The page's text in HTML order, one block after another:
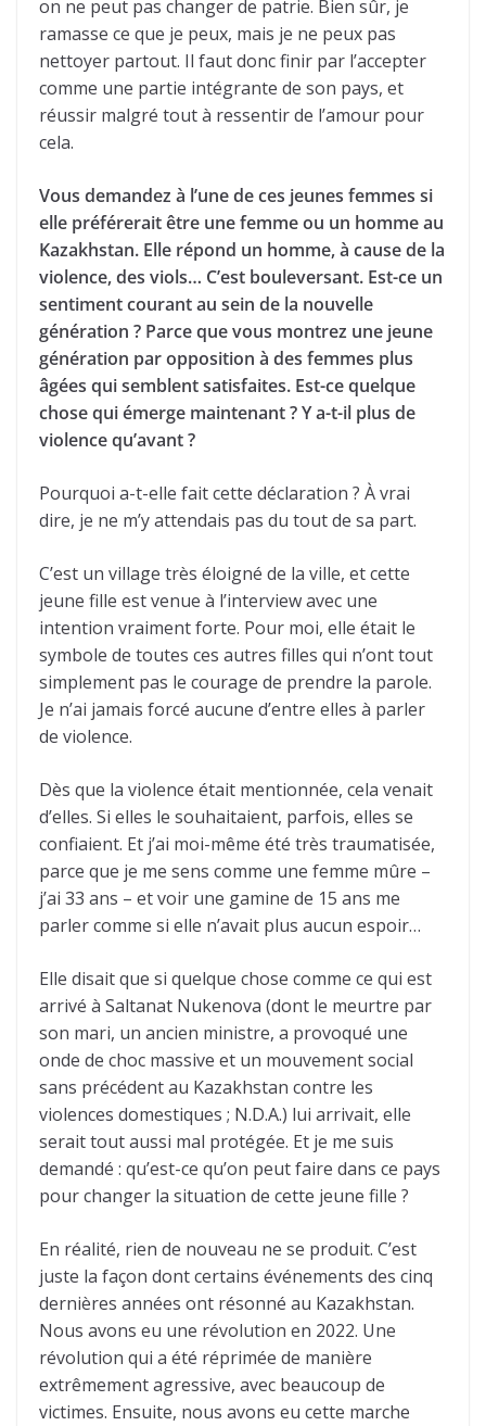
on ne peut pas changer de patrie. Bien sûr, je
ramasse ce que je peux, mais je ne peux pas
nettoyer partout. Il faut donc finir par l’accepter
comme une partie intégrante de son pays, et
réussir malgré tout à ressentir de l’amour pour
cela.
Vous demandez à l’une de ces jeunes femmes si
elle préférerait être une femme ou un homme au
Kazakhstan. Elle répond un homme, à cause de la
violence, des viols… C’est bouleversant. Est-ce un
sentiment courant au sein de la nouvelle
génération ? Parce que vous montrez une jeune
génération par opposition à des femmes plus
âgées qui semblent satisfaites. Est-ce quelque
chose qui émerge maintenant ? Y a-t-il plus de
violence qu’avant ?
Pourquoi a-t-elle fait cette déclaration ? À vrai
dire, je ne m’y attendais pas du tout de sa part.
C’est un village très éloigné de la ville, et cette
jeune fille est venue à l’interview avec une
intention vraiment forte. Pour moi, elle était le
symbole de toutes ces autres filles qui n’ont tout
simplement pas le courage de prendre la parole.
Je n’ai jamais forcé aucune d’entre elles à parler
de violence.
Dès que la violence était mentionnée, cela venait
d’elles. Si elles le souhaitaient, parfois, elles se
confiaient. Et j’ai moi-même été très traumatisée,
parce que je me sens comme une femme mûre –
j’ai 33 ans – et voir une gamine de 15 ans me
parler comme si elle n’avait plus aucun espoir…
Elle disait que si quelque chose comme ce qui est
arrivé à Saltanat Nukenova (dont le meurtre par
son mari, un ancien ministre, a provoqué une
onde de choc massive et un mouvement social
sans précédent au Kazakhstan contre les
violences domestiques ; N.D.A.) lui arrivait, elle
serait tout aussi mal protégée. Et je me suis
demandé : qu’est-ce qu’on peut faire dans ce pays
pour changer la situation de cette jeune fille ?
En réalité, rien de nouveau ne se produit. C’est
juste la façon dont certains événements des cinq
dernières années ont résonné au Kazakhstan.
Nous avons eu une révolution en 2022. Une
révolution qui a été réprimée de manière
extrêmement agressive, avec beaucoup de
victimes. Ensuite, nous avons eu cette marche